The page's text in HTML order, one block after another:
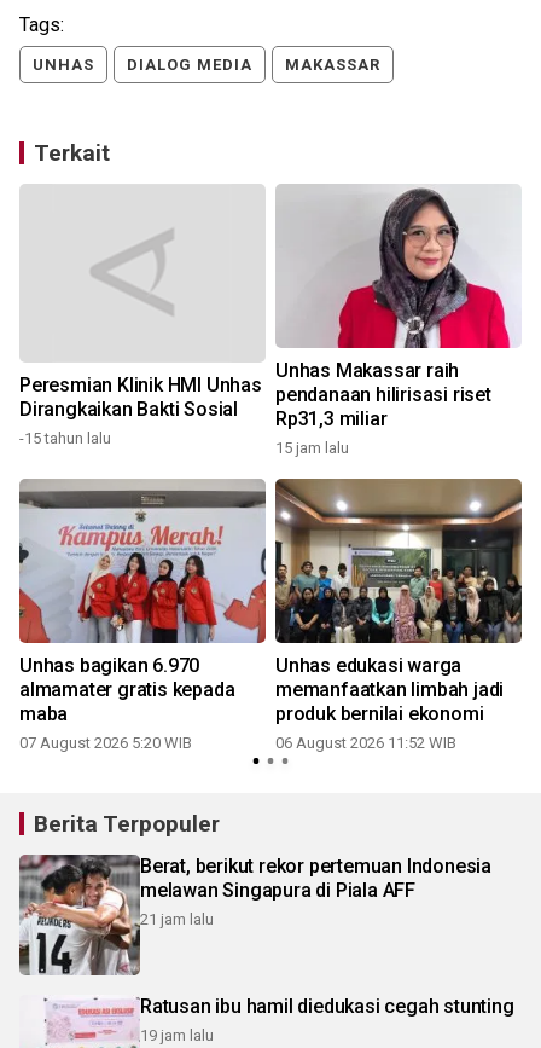
Tags:
UNHAS DIALOG MEDIA MAKASSAR
Terkait
Peresmian Klinik HMI Unhas
Dirangkaikan Bakti Sosial
-15 tahun lalu
Unhas Makassar raih
pendanaan hilirisasi riset
Rp31,3 miliar
15 jam lalu
Unhas bagikan 6.970
almamater gratis kepada
maba
07 August 2026 5:20 WIB
Unhas edukasi warga
memanfaatkan limbah jadi
produk bernilai ekonomi
06 August 2026 11:52 WIB
Berita Terpopuler
Berat, berikut rekor pertemuan Indonesia
melawan Singapura di Piala AFF
21 jam lalu
Ratusan ibu hamil diedukasi cegah stunting
19 jam lalu